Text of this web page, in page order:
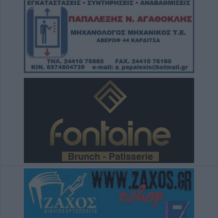
Άμεση κρατική αρωγή και στήριξη των
πληγέντων - Το σχέδιο αποκατάστασης των
περιοχών που επλήγησαν από τις
5 Αυγούστου 2026, 18:23
Μικροσκοπικές δίνες ανακαλύφθηκαν για
πρώτη φορά στην επιφάνεια του Ήλιου
Επίσκεψη του Υπουργού Υγείας Άδωνι
Γεωργιάδη στο ανακαινισμένο Κ.Y.
Σοφάδων(+Φωτο +Βίντεο)
5 Αυγούστου 2026, 16:58
Επιτροπή Ανταγωνισμού: Αναρτήθηκαν τα
οριστικά αποτελέσματα της προκήρυξης για
51 θέσεις ειδικού επιστημονικού
προσωπικού
5 Αυγούστου 2026, 16:02